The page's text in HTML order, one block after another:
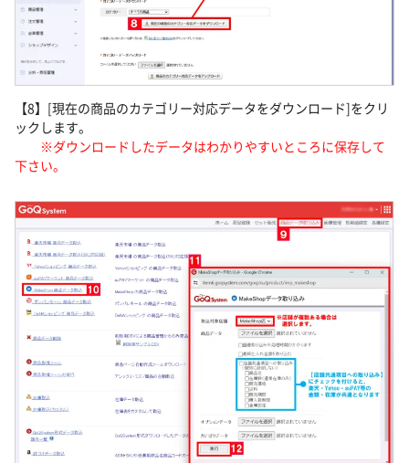
【8】[現在の商品のカテゴリー対応データをダウンロード]をクリ
ックします。
※ダウンロードしたデータはわかりやすいところに保存して
下さい。